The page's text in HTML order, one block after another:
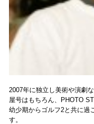
2007年に独立し美術や演劇
屋号はもちろん、PHOTO
幼少期からゴルフ2と共に過
す。